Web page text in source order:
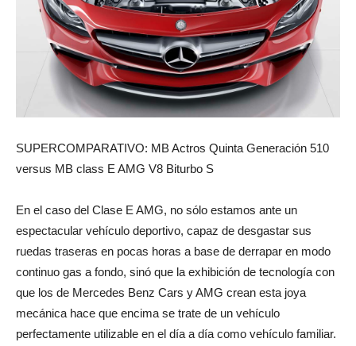
SUPERCOMPARATIVO: MB Actros Quinta Generación 510
versus MB class E AMG V8 Biturbo S
En el caso del Clase E AMG, no sólo estamos ante un
espectacular vehículo deportivo, capaz de desgastar sus
ruedas traseras en pocas horas a base de derrapar en modo
continuo gas a fondo, sinó que la exhibición de tecnología con
que los de Mercedes Benz Cars y AMG crean esta joya
mecánica hace que encima se trate de un vehículo
perfectamente utilizable en el día a día como vehículo familiar.